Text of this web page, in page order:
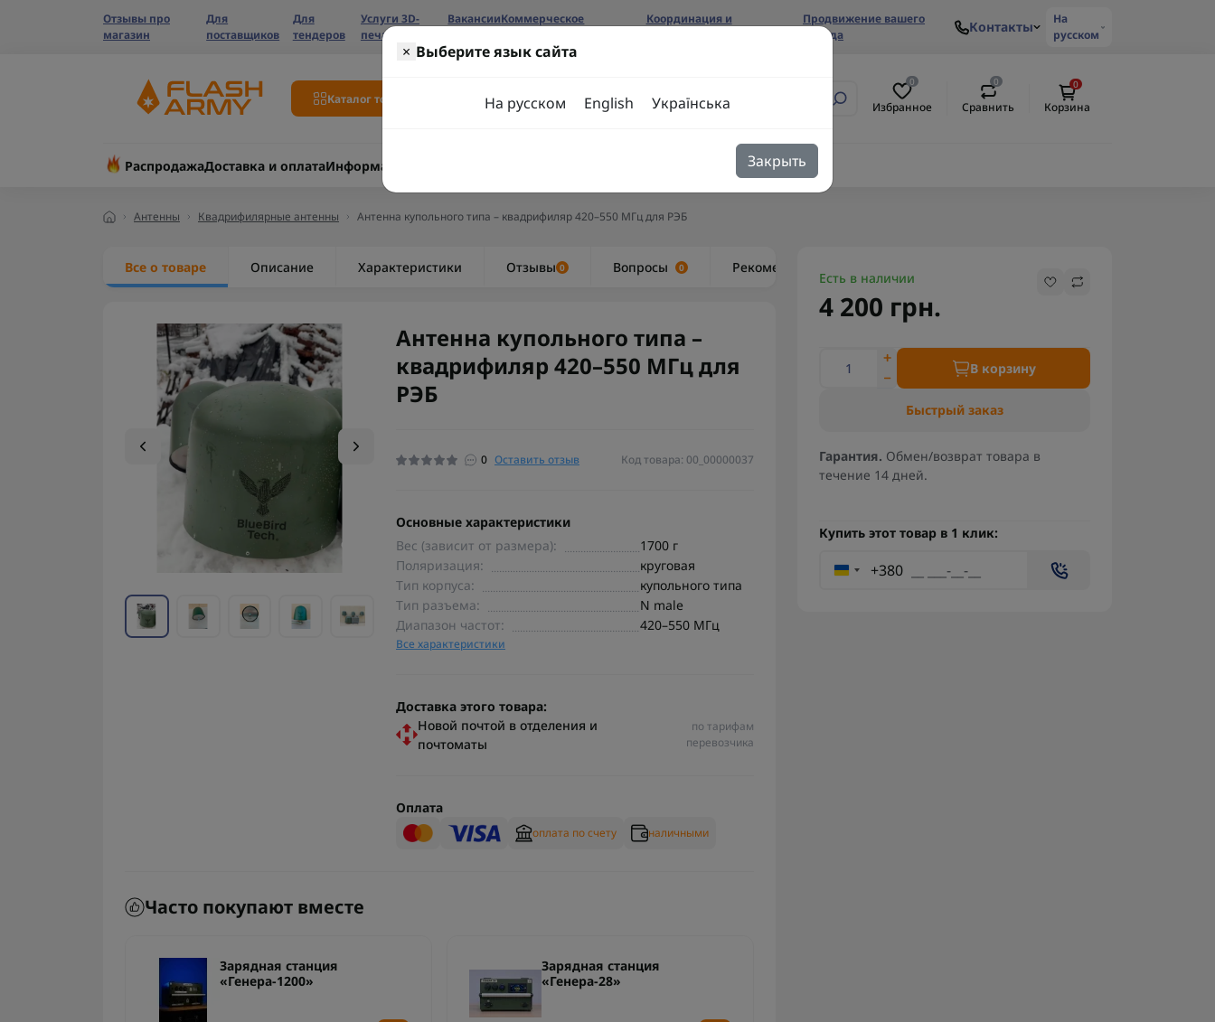
Отзывы про
магазин
Для
поставщиков
Для
тендеров
Услуги 3D-
печати
ВакансииКоммерческое
Координация и
Продвижение вашего
бренда
Контакты
На
русском
Каталог товаров
0
Избранное
0
Сравнить
0
Корзина
РаспродажаДоставка и оплатаИнформация
Антенны Квадрифилярные антенны Антенна купольного типа – квадрифиляр 420–550 МГц для РЭБ
× Выберите язык сайта
На русском English Українська
Закрыть
Все о товаре Описание Характеристики Отзывы 0 Вопросы 0 Рекомендуем
Антенна купольного типа –
квадрифиляр 420–550 МГц для
РЭБ
0 Оставить отзыв Код товара: 00_00000037
Есть в наличии
4 200 грн.
В корзину
Быстрый заказ
Гарантия. Обмен/возврат товара в
течение 14 дней.
Купить этот товар в 1 клик:
+380
Основные характеристики
Вес (зависит от размера):
1700 г
Поляризация:
круговая
Тип корпуса:
купольного типа
Тип разъема:
N male
Диапазон частот:
420–550 МГц
Все характеристики
Доставка этого товара:
Новой почтой в отделения и
почтоматы
по тарифам
перевозчика
Оплата
оплата по счету наличными
Часто покупают вместе
Зарядная станция
«Генера-1200»
Зарядная станция
«Генера-28»